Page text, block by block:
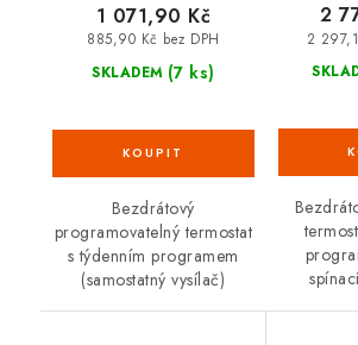
SKLADEM (7 ks)
885,90 Kč bez DPH
1 071,90 Kč
Bezdrátový
programovatelný termostat
s týdenním programem
(samostatný vysílač)
2
2